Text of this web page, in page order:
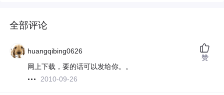
全部评论
huangqibing0626
网上下载，要的话可以发给你。。
2010-09-26
赞